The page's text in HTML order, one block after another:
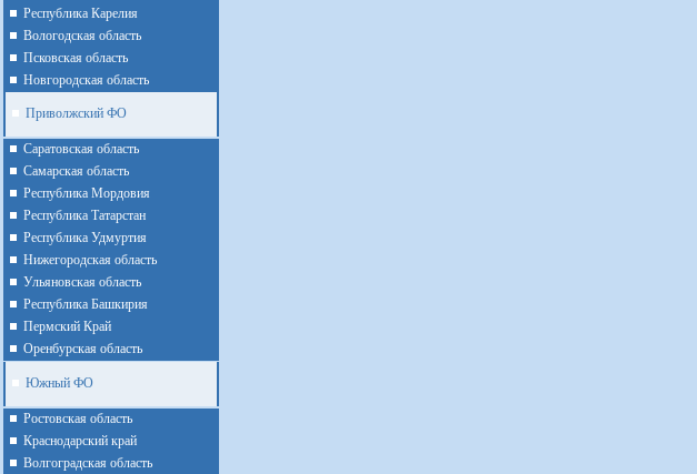
Республика Карелия
Вологодская область
Псковская область
Новгородская область
Приволжский ФО
Cаратовская область
Cамарская область
Республика Мордовия
Республика Татарстан
Республика Удмуртия
Нижегородская область
Ульяновская область
Республика Башкирия
Пермский Край
Оренбурская область
Южный ФО
Ростовская область
Краснодарский край
Волгоградская область